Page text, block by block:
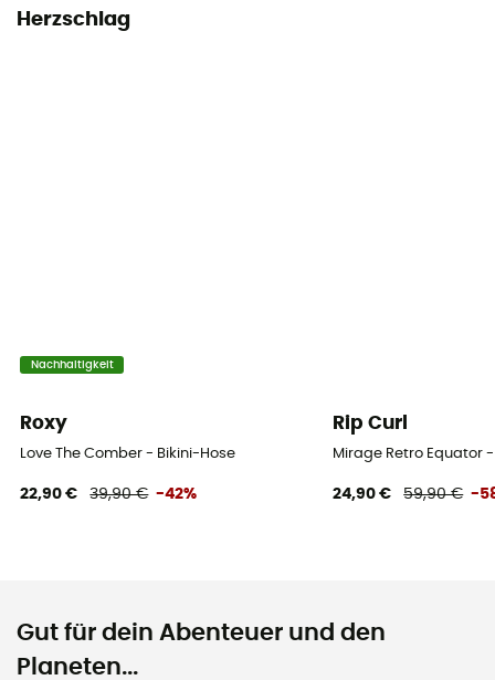
Herzschlag
Nachhaltigkeit
Roxy
Love The Comber - Bikini-Hose
22,90 € 39,90 € -42%
Rip Curl
Mirage Retro Equator
24,90 € 59,90 € -
Gut für dein Abenteuer und den
Planeten...